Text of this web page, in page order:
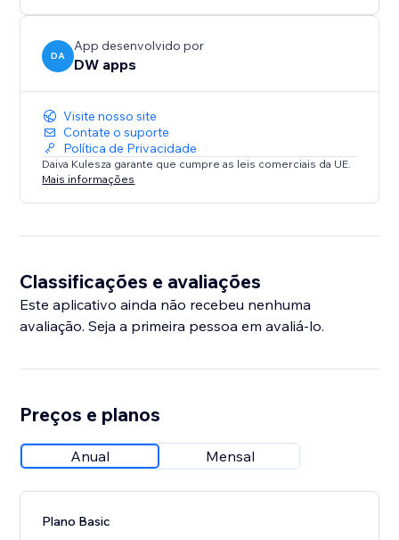
DA
App desenvolvido por
DW apps
Visite nosso site
Contate o suporte
Política de Privacidade
Daiva Kulesza garante que cumpre as leis comerciais da UE.
Mais informações
Classificações e avaliações
Este aplicativo ainda não recebeu nenhuma
avaliação. Seja a primeira pessoa em avaliá-lo.
Preços e planos
Anual Mensal
Plano Basic